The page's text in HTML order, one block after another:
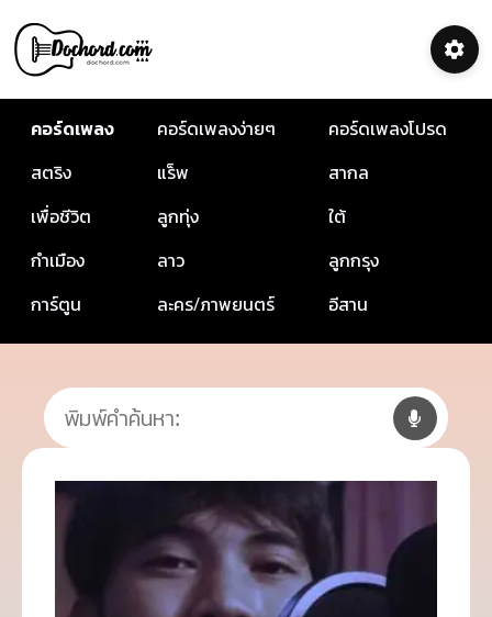
คอร์ดเพลง คอร์ดเพลงง่ายๆ
คอร์ดเพลงโปรด
สตริง
แร็พ
สากล
เพื่อชีวิต
ลูกทุ่ง
ใต้
กำเมือง
ลาว
ลูกกรุง
การ์ตูน
ละคร/ภาพยนตร์ อีสาน